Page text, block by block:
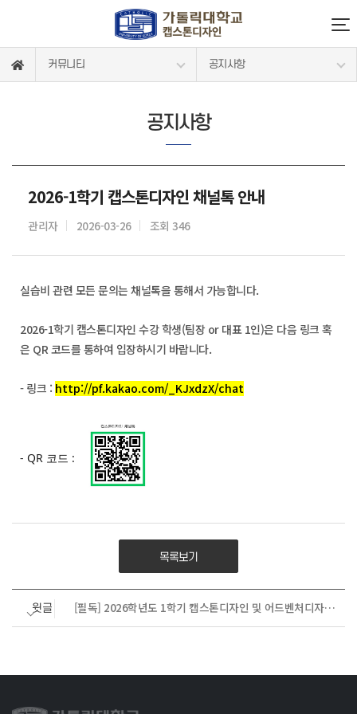
커뮤니티 공지사항
공지사항
2026-1학기 캡스톤디자인 채널톡 안내
관리자 2026-03-26 조회 346
실습비 관련 모든 문의는 채널톡을 통해서 가능합니다.
2026-1학기 캡스톤디자인 수강 학생(팀장 or 대표 1인)은 다음 링크 혹
은 QR 코드를 통하여 입장하시기 바랍니다.
- 링크 : http://pf.kakao.com/_KJxdzX/chat
- QR 코드 :
목록보기
윗글 [필독] 2026학년도 1학기 캡스톤디자인 및 어드벤처디자인 지원금 관련 핵심 안내